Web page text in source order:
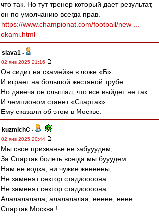
что так. Но тут тренер который дает результат,
он по умолчанию всегда прав.
https://www.championat.com/football/new ...
okami.html
slava1 -
02 янв 2025 21:16
Он сидит на скамейке в ложе «Б»
И играет на большой жестяной трубе
Но давеча он слышал, что все выйдет не так
И чемпионом станет «Спартак»
Ему сказали об этом в Москве.
kuzmichC -
02 янв 2025 20:44
Мы свое призванье не забууудем,
За Спартак болеть всегда мы бууудем.
Нам не водка, ни чужие жеееены,
Не заменят сектор стадиоооона.
Не заменят сектор стадиоооона.
Алалалалала, алалалалаа, еееее, ееее
Спартак Москва.!